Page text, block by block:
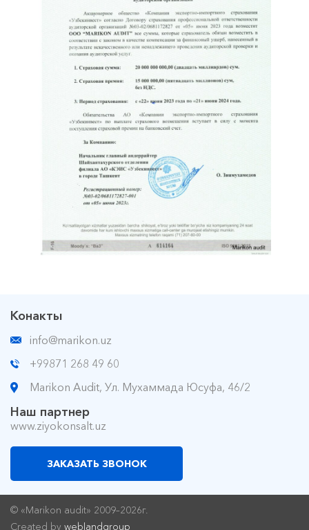
Конакты
info@marikon.uz
+99871 268 49 60
Marikon Audit, Ул. Мухаммада Юсуфа, 46/2
Наш партнер
www.ziyokonsalt.uz
ЗАКАЗАТЬ ЗВОНОК
© «Marikon audit» 2009–2026г.
Created by weblandgroup